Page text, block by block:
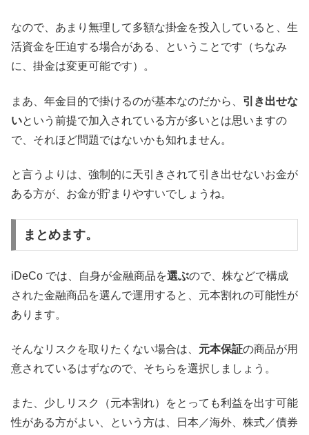
なので、あまり無理して多額な掛金を投入していると、生
活資金を圧迫する場合がある、ということです（ちなみ
に、掛金は変更可能です）。
まあ、年金目的で掛けるのが基本なのだから、 引き出せな
いという前提で加入されている方が多いとは思いますの
で、それほど問題ではないかも知れません。
と言うよりは、強制的に天引きされて引き出せないお金が
ある方が、お金が貯まりやすいでしょうね。
まとめます。
iDeCo では、自身が金融商品を選ぶので、株などで構成
された金融商品を選んで運用すると、元本割れの可能性が
あります。
そんなリスクを取りたくない場合は、 元本保証の商品が用
意されているはずなので、そちらを選択しましょう。
また、少しリスク（元本割れ）をとっても利益を出す可能
性がある方がよい、という方は、日本／海外、株式／債券